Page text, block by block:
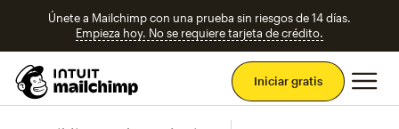
Únete a Mailchimp con una prueba sin riesgos de 14 días.
Empieza hoy. No se requiere tarjeta de crédito.
Iniciar gratis